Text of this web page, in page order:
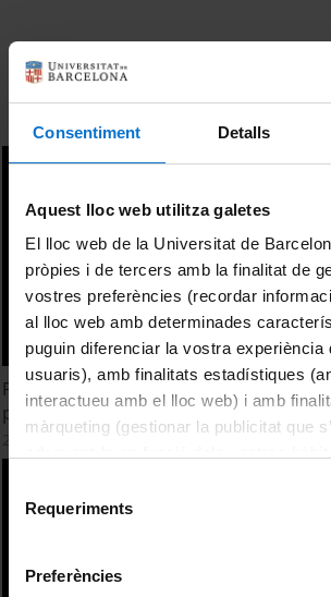
Consentiment Detalls
Aquest lloc web utilitza galetes
El lloc web de la Universitat de
pròpies i de tercers amb la finalitat de
vostres preferències (recordar
al lloc web amb determinades
puguin diferenciar la vostra experiència
usuaris), amb finalitats estadístiques
interactueu amb el lloc web) i amb
màrqueting (gestionar la publicitat que
consultar laPolítica de galetes del lloc
Requeriments
Preferències
Ordenar
Planificació educativa, formació inicial i
professió docent
24 febrer, 2015